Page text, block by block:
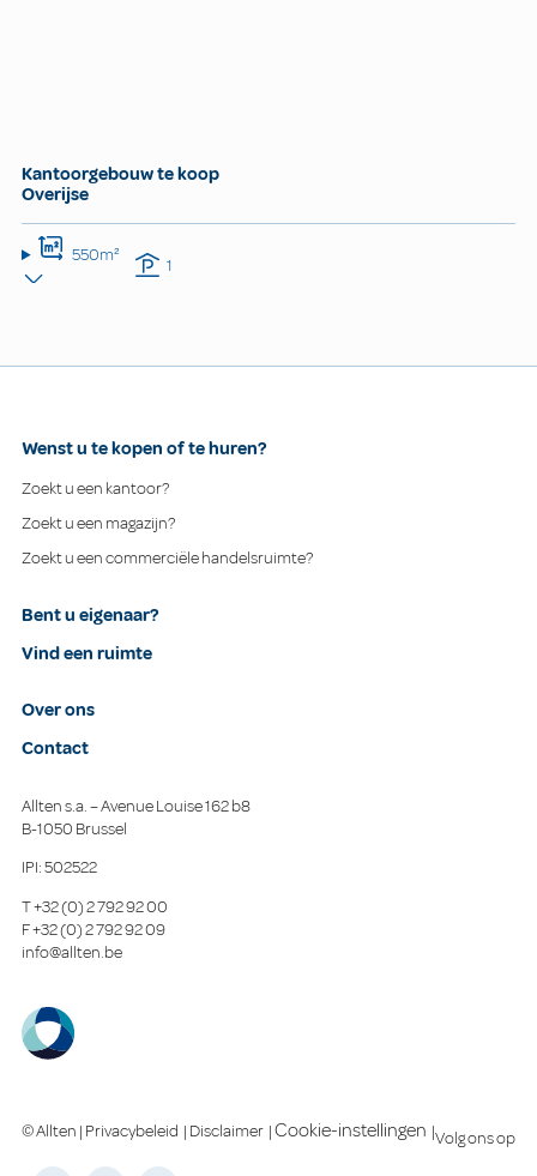
Kantoorgebouw te koop
Overijse
550m² 1
Wenst u te kopen of te huren?
Zoekt u een kantoor?
Zoekt u een magazijn?
Zoekt u een commerciële handelsruimte?
Bent u eigenaar?
Vind een ruimte
Over ons
Contact
Allten s.a. – Avenue Louise 162 b8
B-1050 Brussel
IPI: 502522
T+32 (0) 2 792 92 00
F+32 (0) 2 792 92 09
info@allten.be
© Allten | Privacybeleid | Disclaimer |Cookie-instellingen |Volg ons op